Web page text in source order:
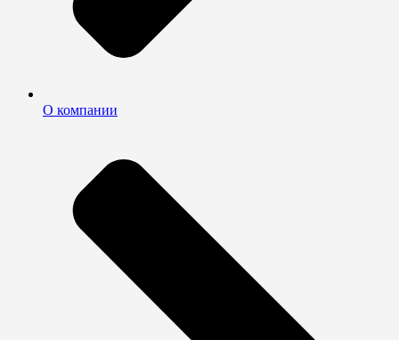
О компании